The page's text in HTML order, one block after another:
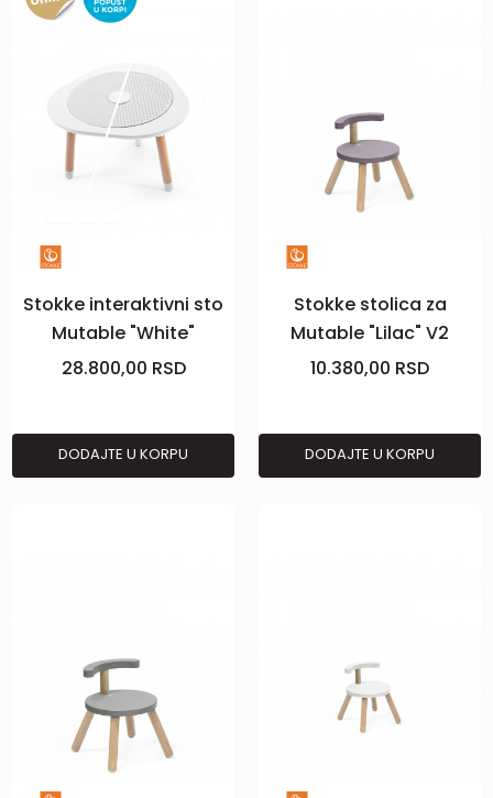
Stokke interaktivni sto
Mutable "White"
28.800,00 RSD
DODAJTE U KORPU
Stokke stolica za
Mutable "Lilac" V2
10.380,00 RSD
DODAJTE U KORPU